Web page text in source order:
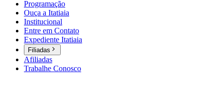
Programação
Ouça a Itatiaia
Institucional
Entre em Contato
Expediente Itatiaia
Filiadas
Afiliadas
Trabalhe Conosco